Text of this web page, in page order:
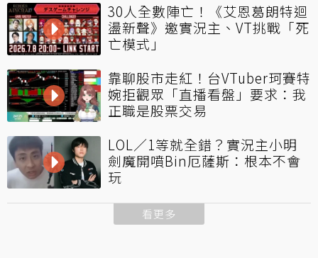
30人全數陣亡！《艾恩葛朗特迴
盪新聲》邀實況主、VT挑戰「死
亡模式」
靠聊股市走紅！台VTuber珂賽特
婉拒觀眾「直播看盤」要求：我
正職是股票交易
LOL／1等就全錯？實況主小明
劍魔開噴Bin厄薩斯：根本不會
玩
看更多